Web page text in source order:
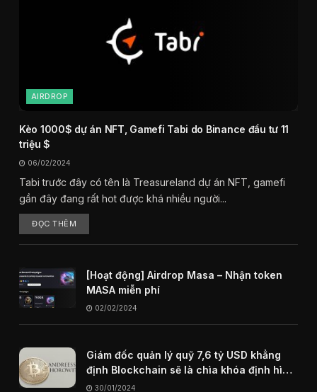
AIRDROP
Kèo 1000$ dự án NFT, Gamefi Tabi do Binance đầu tư 11
triệu $
06/02/2024
Tabi trước đây có tên là Treasureland dự án NFT, gamefi
gần đây đang rất hot được khá nhiều người...
ĐỌC THÊM
[Hoạt động] Airdrop Masa – Nhận token
MASA miễn phí
02/02/2024
Giám đốc quản lý quỹ 7,6 tỷ USD khẳng
định Blockchain sẽ là chìa khóa định hình
internet trong tương lai
30/01/2024